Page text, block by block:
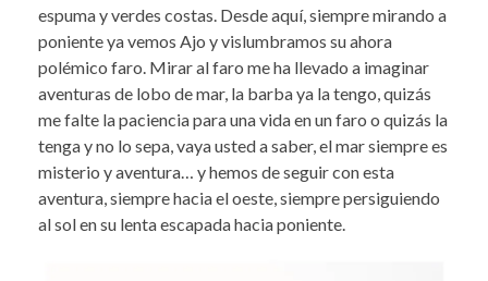
espuma y verdes costas. Desde aquí, siempre mirando a
poniente ya vemos Ajo y vislumbramos su ahora
polémico faro. Mirar al faro me ha llevado a imaginar
aventuras de lobo de mar, la barba ya la tengo, quizás
me falte la paciencia para una vida en un faro o quizás la
tenga y no lo sepa, vaya usted a saber, el mar siempre es
misterio y aventura… y hemos de seguir con esta
aventura, siempre hacia el oeste, siempre persiguiendo
al sol en su lenta escapada hacia poniente.